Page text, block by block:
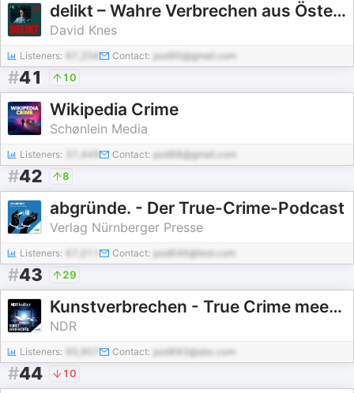
delikt – Wahre Verbrechen aus Österreichs Süden
David Knes
Listeners: Contact: pod90@gmail.com
#41 10
Wikipedia Crime
Schønlein Media
Listeners: 37,449 Contact: pod98@gmail.com
#42 8
abgründe. - Der True-Crime-Podcast
Verlag Nürnberger Presse
Listeners: Contact: pod646@test.com
#43 29
Kunstverbrechen - True Crime meets Kultur
NDR
Listeners: Contact: pod893@abc.com
#44 10